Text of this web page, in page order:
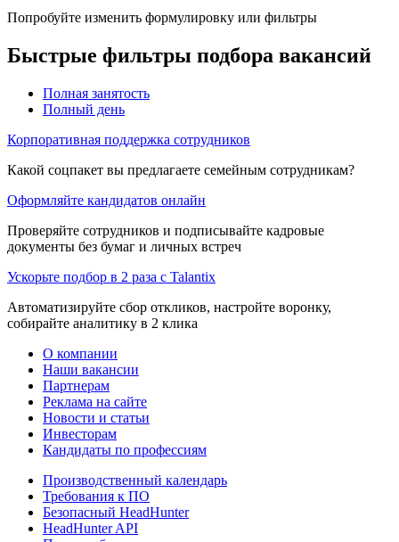
Попробуйте изменить формулировку или фильтры
Быстрые фильтры подбора вакансий
Полная занятость
Полный день
Корпоративная поддержка сотрудников
Какой соцпакет вы предлагаете семейным сотрудникам?
Оформляйте кандидатов онлайн
Проверяйте сотрудников и подписывайте кадровые
документы без бумаг и личных встреч
Ускорьте подбор в 2 раза с Talantix
Автоматизируйте сбор откликов, настройте воронку,
собирайте аналитику в 2 клика
О компании
Наши вакансии
Партнерам
Реклама на сайте
Новости и статьи
Инвесторам
Кандидаты по профессиям
Производственный календарь
Требования к ПО
Безопасный HeadHunter
HeadHunter API